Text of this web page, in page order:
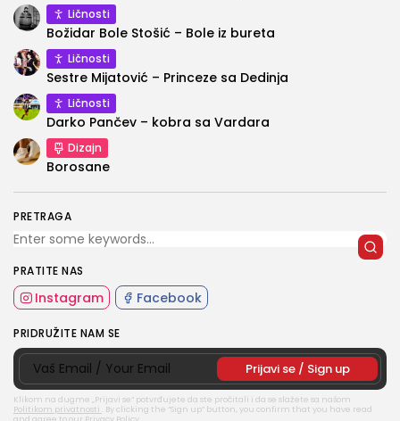
PRETRAGA
PRATITE NAS
Instagram Facebook
PRIDRUŽITE NAM SE
Klikom na dugme „Prijavi se“ potvrđujete da ste pročitali i da se slažete sa našom
Politikom privatnosti
By clicking the “Sign up” button, you confirm that you have read
Ličnosti
Božidar Bole Stošić – Bole iz bureta
Ličnosti
Sestre Mijatović – Princeze sa Dedinja
Ličnosti
Darko Pančev – kobra sa Vardara
Dizajn
Borosane